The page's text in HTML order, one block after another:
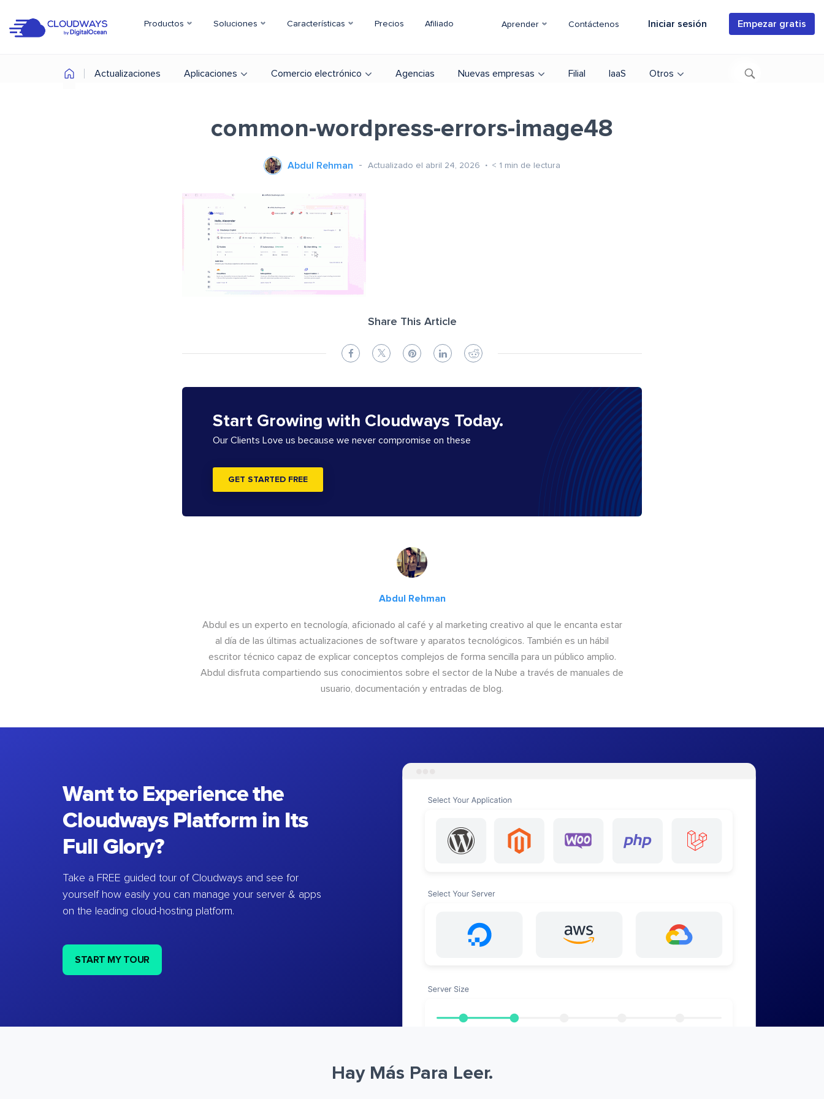
Productos Soluciones Características Precios Afiliado Aprender Contáctenos Iniciar sesión Empezar gratis
Actualizaciones Aplicaciones Comercio electrónico Agencias Nuevas empresas Filial IaaS Otros
common-wordpress-errors-image48
Abdul Rehman Actualizado el abril 24, 2026 < 1 min de lectura
Share This Article
Start Growing with Cloudways Today.
Our Clients Love us because we never compromise on these
GET STARTED FREE
Abdul Rehman
Abdul es un experto en tecnología, aficionado al café y al marketing creativo al que le encanta estar
al día de las últimas actualizaciones de software y aparatos tecnológicos. También es un hábil
escritor técnico capaz de explicar conceptos complejos de forma sencilla para un público amplio.
Abdul disfruta compartiendo sus conocimientos sobre el sector de la Nube a través de manuales de
usuario, documentación y entradas de blog.
Want to Experience the
Cloudways Platform in Its
Full Glory?
Take a FREE guided tour of Cloudways and see for
yourself how easily you can manage your server & apps
on the leading cloud-hosting platform.
START MY TOUR
Hay Más Para Leer.